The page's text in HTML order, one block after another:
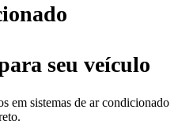
seu veículo
em sistemas de ar condicionado